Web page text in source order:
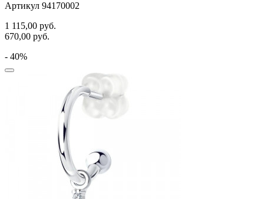
Артикул 94170002
1 115,00 руб.
670,00 руб.
- 40%